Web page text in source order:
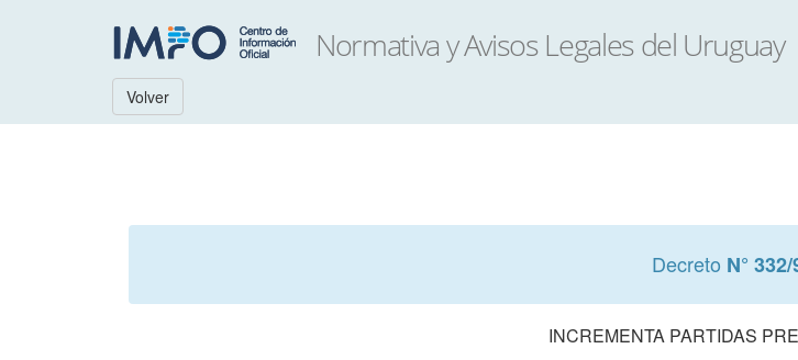
Volver
Decreto N°
INCREMENTA PARTIDAS